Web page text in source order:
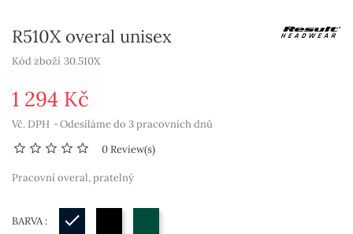
R510X overal unisex
Kód zboží 30.510X
1 294 Kč
Vč. DPH
Odesíláme do 3 pracovních dnů
0 Review(s)
Pracovní overal, pratelný
BARVA :